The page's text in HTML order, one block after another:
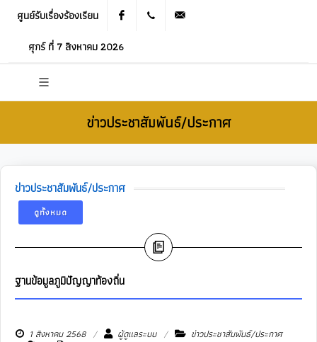
ศูนย์รับเรื่องร้องเรียน Facebook 021905536
ศุกร์ ที่ 7 สิงหาคม 2026
ข่าวประชาสัมพันธ์/ประกาศ
ข่าวประชาสัมพันธ์/ประกาศ
ดูทั้งหมด
ฐานข้อมูลภูมิปัญญาท้องถิ่น
1 สิงหาคม 2568 ผู้ดูแลระบบ ข่าวประชาสัมพันธ์/ประกาศ